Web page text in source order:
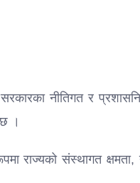
सरकारका नीतिगत र
।
राज्यको संस्थागत क्षमता,